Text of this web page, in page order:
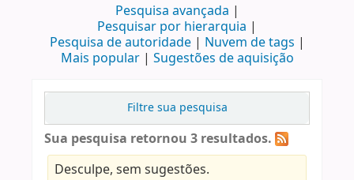
Pesquisa avançada
Pesquisar por hierarquia
Pesquisa de autoridade
Nuvem de tags
Mais popular
Sugestões de aquisição
Filtre sua pesquisa
Sua pesquisa retornou 3 resultados.
Desculpe, sem sugestões.